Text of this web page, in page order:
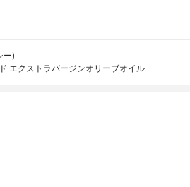
ー)
エクストラバージンオリーブオイル